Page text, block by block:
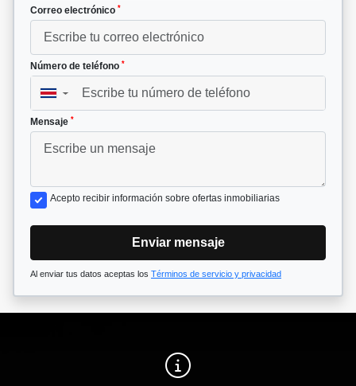
Correo electrónico *
Número de teléfono *
▼
Mensaje *
Acepto recibir información sobre ofertas inmobiliarias
Enviar mensaje
Al enviar tus datos aceptas los Términos de servicio y privacidad